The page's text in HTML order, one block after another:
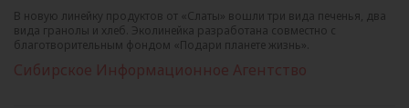
В новую линейку продуктов от «Слаты» вошли три вида печенья, два
вида гранолы и хлеб. Эколинейка разработана совместно с
благотворительным фондом «Подари планете жизнь».
Сибирское Информационное Агентство